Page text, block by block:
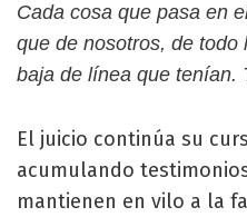
Cada cosa que pasa en
que de nosotros, de todo
baja de línea que tenían.
El juicio continúa su
acumulando
mantienen en vilo a la